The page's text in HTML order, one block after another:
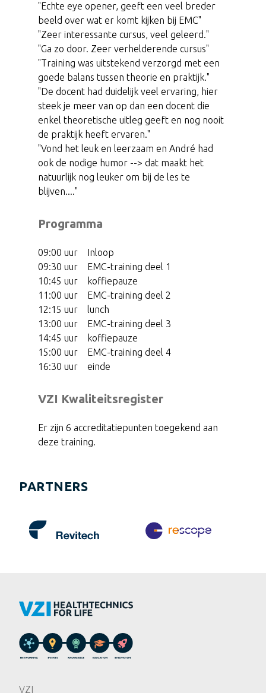
"Echte eye opener, geeft een veel breder
beeld over wat er komt kijken bij EMC"
"Zeer interessante cursus, veel geleerd."
"Ga zo door. Zeer verhelderende cursus"
"Training was uitstekend verzorgd met een
goede balans tussen theorie en praktijk."
"De docent had duidelijk veel ervaring, hier
steek je meer van op dan een docent die
enkel theoretische uitleg geeft en nog nooit
de praktijk heeft ervaren."
"Vond het leuk en leerzaam en André had
ook de nodige humor --> dat maakt het
natuurlijk nog leuker om bij de les te
blijven...."
Programma
09:00 uur Inloop
09:30 uur
EMC-training deel 1
10:45 uur koffiepauze
11:00 uur EMC-training deel 2
12:15 uur lunch
13:00 uur EMC-training deel 3
14:45 uur koffiepauze
15:00 uur EMC-training deel 4
16:30 uur einde
VZI Kwaliteitsregister
Er zijn 6 accreditatiepunten toegekend aan
deze training.
PARTNERS
VZI